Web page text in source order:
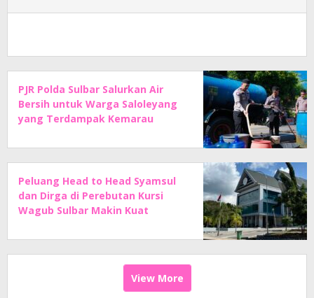
PJR Polda Sulbar Salurkan Air
Bersih untuk Warga Saloleyang
yang Terdampak Kemarau
Peluang Head to Head Syamsul
dan Dirga di Perebutan Kursi
Wagub Sulbar Makin Kuat
View More